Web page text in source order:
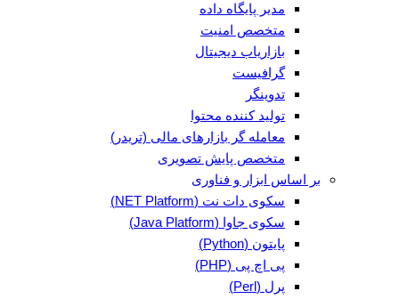
مدیر پایگاه داده
متخصص امنیت
بازاریاب دیجیتال
گرافیست
تدوینگر
تولید کننده محتوا
معامله گر بازارهای مالی (تریدر)
متخصص پایش تصویری
بر اساس ابزار و فناوری
سکوی دات نت (NET Platform)
سکوی جاوا (Java Platform)
پایتون (Python)
پی اچ پی (PHP)
پرل (Perl)